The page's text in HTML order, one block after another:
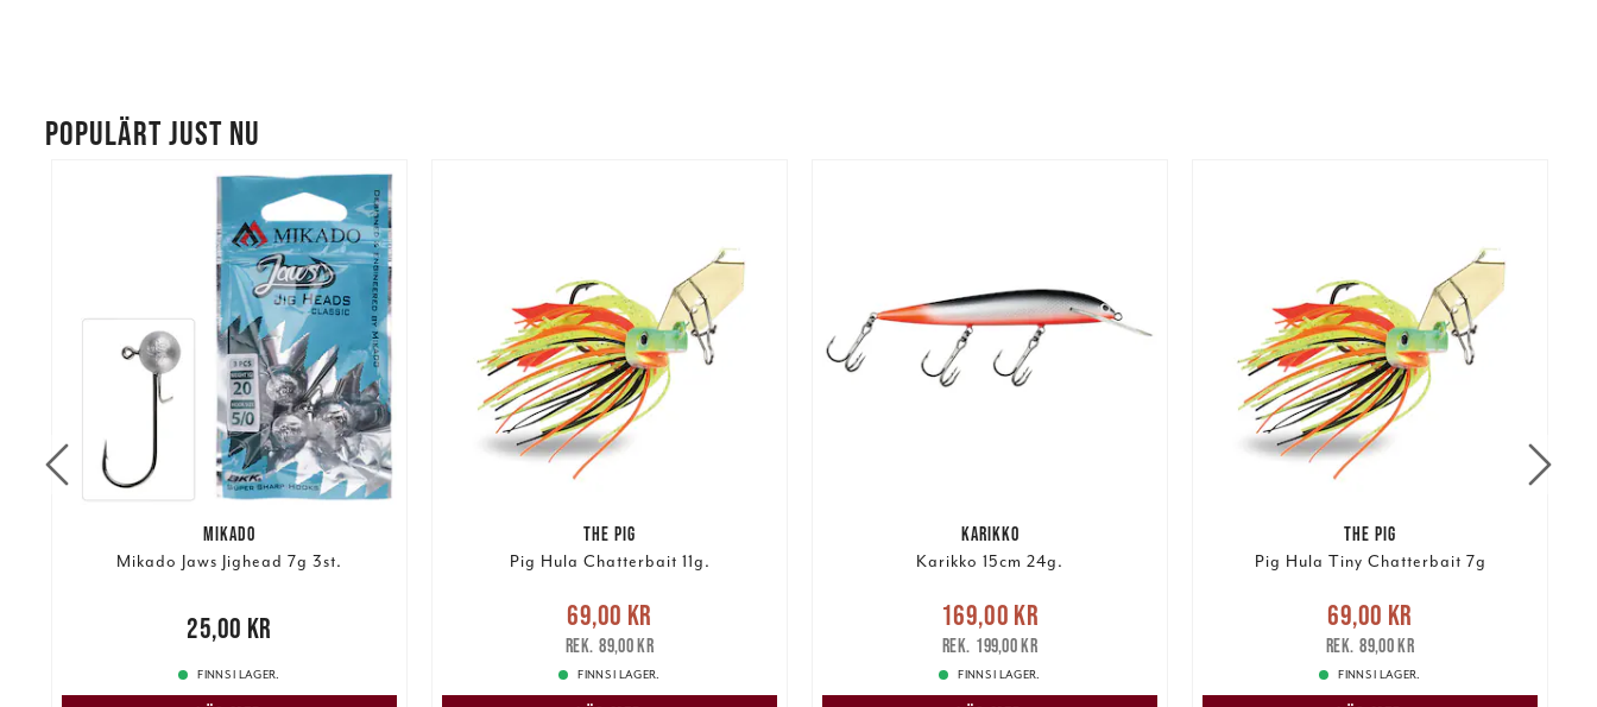
POPULÄRT JUST NU
MIKADO
Mikado Jaws Jighead 7g 3st.
25,00 kr25,00 kr
FINNS I LAGER.
THE PIG
Pig Hula Chatterbait 11g.
Nuvarande pris:69,00 kr
pris:89,00 kr
69,00 kr
89,00 kr
FINNS I LAGER.
KARIKKO
Karikko 15cm 24g.
Nuvarande pris
Tidigare pris
169,00 kr
199,00 kr
FINNS I LAGER.
THE PIG
Pig Hula Tiny Chatterbait 7g
Nuvarande pris:69,00 kr
pris:89,00 kr
69,00 kr
89,00 kr
FINNS I LAGER.